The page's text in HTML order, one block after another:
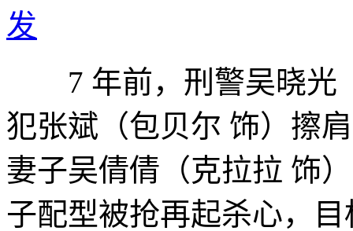
发
7 年前，刑警吴晓光
犯张斌（包贝尔 饰）擦
妻子吴倩倩（克拉拉 饰
子配型被抢再起杀心，